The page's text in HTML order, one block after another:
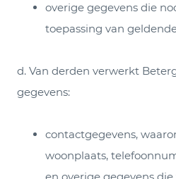
overige gegevens die
toepassing van
d. Van derden verwerkt
gegevens:
contactgegevens,
woonplaats,